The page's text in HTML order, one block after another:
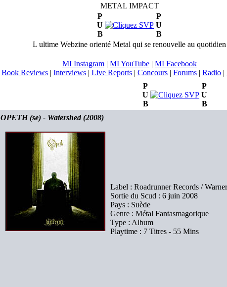
METAL IMPACT
P
U
B
P
U
B
L ultime Webzine orienté Metal qui se renouvelle au quotidien
MI Instagram | MI YouTube | MI Facebook
Book Reviews| Interviews| Live Reports| Concours| Forums| Radio|
P
U
B
P
U
B
OPETH (se) - Watershed (2008)
Label : Roadrunner Records /
Sortie du Scud : 6 juin 2008
Pays : Suède
Genre : Métal Fantasmagorique
Type : Album
Playtime : 7 Titres - 55 Mins